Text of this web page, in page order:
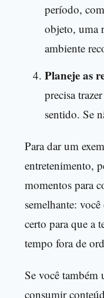
período,
objeto, uma
ambiente
Planeje as
precisa
sentido. Se
Para dar um
entretenimento,
momentos para
semelhante:
certo para que a
tempo fora de
Se você também
consumir